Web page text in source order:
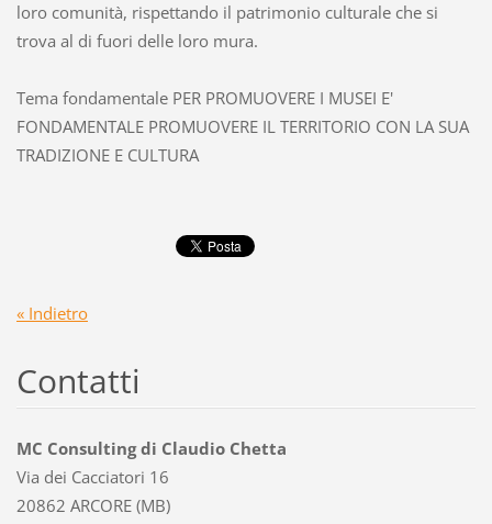
loro comunità, rispettando il patrimonio culturale che si
trova al di fuori delle loro mura.
Tema fondamentale PER PROMUOVERE I MUSEI E'
FONDAMENTALE PROMUOVERE IL TERRITORIO CON LA SUA
TRADIZIONE E CULTURA
« Indietro
Contatti
MC Consulting di Claudio Chetta
Via dei Cacciatori 16
20862 ARCORE (MB)